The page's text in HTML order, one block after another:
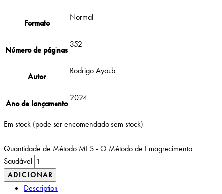
Formato
Normal
Número de páginas
352
Autor
Rodrigo Ayoub
Ano de lançamento
2024
Em stock (pode ser encomendado sem stock)
Quantidade de Método MES - O Método de Emagrecimento
Saudável
ADICIONAR
Description